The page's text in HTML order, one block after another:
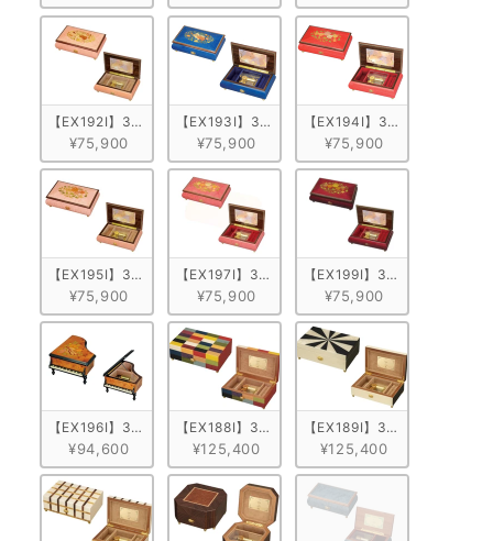
【EX192I】30弁 ORPHEUS イタリア象嵌小物入れ付き　ピンク/ヴァ
¥75,900
【EX193I】30弁 ORPHEUS イタリア象嵌小物
¥75,900
【EX194I】30弁 ORPHEUS
¥75,900
【EX195I】30弁 ORPHEUS イタリア象嵌小物入れ付き　ピンク/花柄
¥75,900
【EX197I】30弁 ORPHEUS イタリア象嵌小物入
¥75,900
【EX199I】30弁 ORPHEUS
¥75,900
【EX196I】30弁 ORPHEUS イタリア象嵌小物入れ付き　グランドピ
¥94,600
【EX188I】30弁 ORPHEUS イタリア象嵌小物入
¥125,400
【EX189I】30弁 ORPHEUS
¥125,400